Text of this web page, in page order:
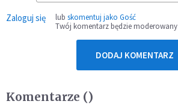
Zaloguj się lub skomentuj jako Gość
Twój komentarz będzie moderowany
DODAJ KOMENTARZ
Komentarze ()